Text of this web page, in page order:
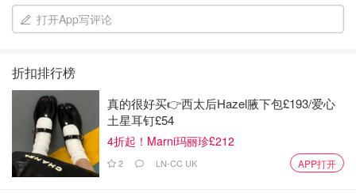
打开App写评论
折扣排行榜
真的很好买👉西太后Hazel腋下包£193/爱心
土星耳钉£54
4折起！Marni玛丽珍£212
2 LN-CC UK APP打开